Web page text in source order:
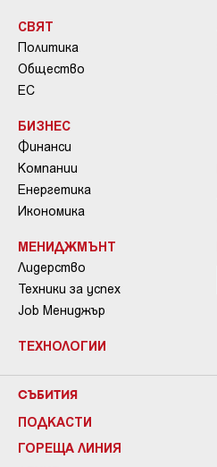
СВЯТ
Политика
Общество
ЕС
БИЗНЕС
Финанси
Компании
Енергетика
Икономика
МЕНИДЖМЪНТ
Лидерство
Техники за успех
Job Мениджър
ТЕХНОЛОГИИ
СЪБИТИЯ
ПОДКАСТИ
ГОРЕЩА ЛИНИЯ